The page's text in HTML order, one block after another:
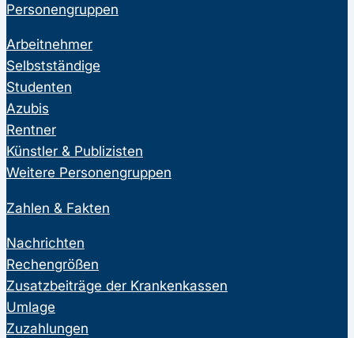
Personengruppen
Arbeitnehmer
Selbstständige
Studenten
Azubis
Rentner
Künstler & Publizisten
Weitere Personengruppen
Zahlen & Fakten
Nachrichten
Rechengrößen
Zusatzbeiträge der Krankenkassen
Umlage
Zuzahlungen